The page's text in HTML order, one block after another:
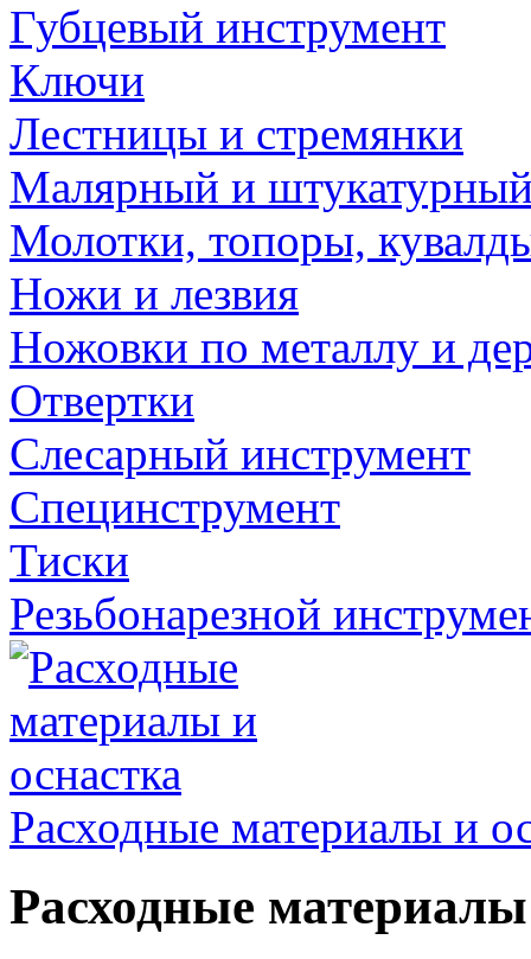
Губцевый инструмент
Ключи
Лестницы и стремянки
Малярный и
Молотки, топоры,
Ножи и лезвия
Ножовки по металлу и
Отвертки
Слесарный инструмент
Специнструмент
Тиски
Резьбонарезной
Расходные материалы и
Расходные